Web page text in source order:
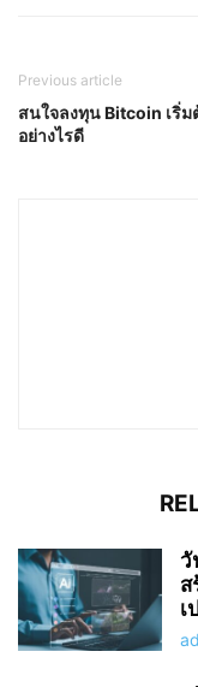
Previous article
สนใจลงทุน Bitcoin เริ่
อย่างไรดี
วั
ส
เ